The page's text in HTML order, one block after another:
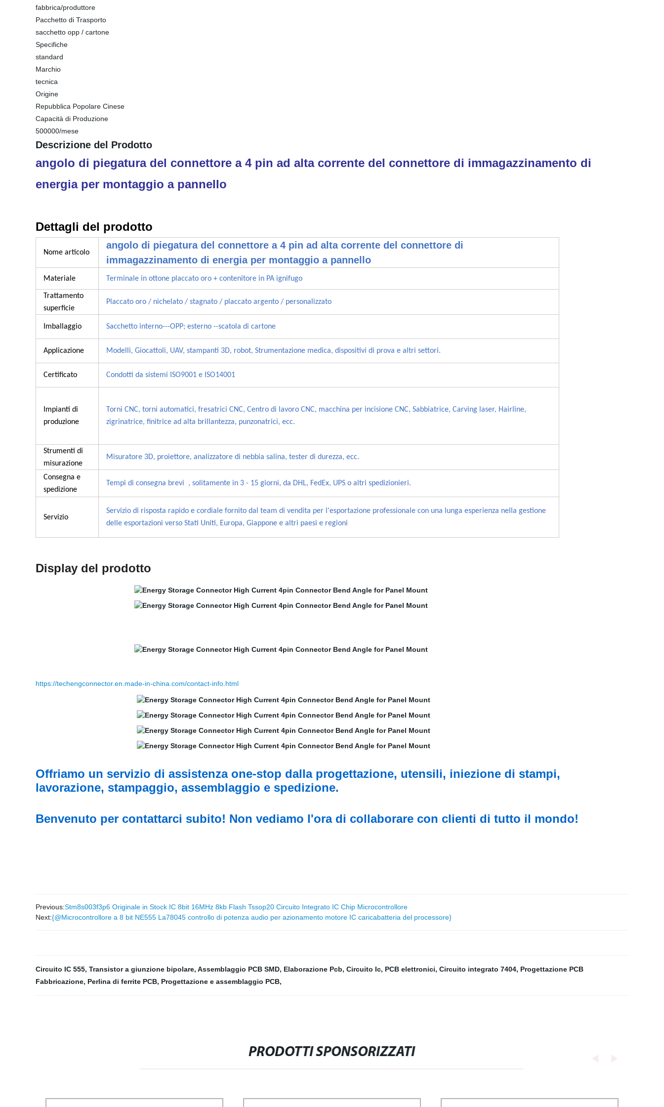
fabbrica/produttore
Pacchetto di Trasporto
sacchetto opp / cartone
Specifiche
standard
Marchio
tecnica
Origine
Repubblica Popolare Cinese
Capacità di Produzione
500000/mese
Descrizione del Prodotto
angolo di piegatura del connettore a 4 pin ad alta corrente del connettore di immagazzinamento di
energia per montaggio a pannello
Dettagli del prodotto
Nome articolo
angolo di piegatura del connettore a 4 pin ad alta corrente del connettore di
immagazzinamento di energia per montaggio a pannello
Materiale Terminale in ottone placcato oro + contenitore in PA ignifugo
Trattamento
superficie
Placcato oro / nichelato / stagnato / placcato argento / personalizzato
Imballaggio Sacchetto interno---OPP; esterno --scatola di cartone
Applicazione Modelli, Giocattoli, UAV, stampanti 3D, robot, Strumentazione medica, dispositivi di prova e altri settori.
Certificato Condotti da sistemi ISO9001 e ISO14001
Impianti di
produzione
Torni CNC, torni automatici, fresatrici CNC, Centro di lavoro CNC, macchina per incisione CNC, Sabbiatrice, Carving laser, Hairline,
zigrinatrice, finitrice ad alta brillantezza, punzonatrici, ecc.
Strumenti di
misurazione
Misuratore 3D, proiettore, analizzatore di nebbia salina, tester di durezza, ecc.
Consegna e
spedizione
Tempi di consegna brevi , solitamente in 3 - 15 giorni, da DHL, FedEx, UPS o altri spedizionieri.
Servizio
Servizio di risposta rapido e cordiale fornito dal team di vendita per l'esportazione professionale con una lunga esperienza nella gestione
delle esportazioni verso Stati Uniti, Europa, Giappone e altri paesi e regioni
Display del prodotto
https://techengconnector.en.made-in-china.com/contact-info.html
Offriamo un servizio di assistenza one-stop dalla progettazione, utensili, iniezione di stampi,
lavorazione, stampaggio, assemblaggio e spedizione.
Benvenuto per contattarci subito! Non vediamo l'ora di collaborare con clienti di tutto il mondo!
Previous:Stm8s003f3p6 Originale in Stock IC 8bit 16MHz 8kb Flash Tssop20 Circuito Integrato IC Chip Microcontrollore
Next:{@Microcontrollore a 8 bit NE555 La78045 controllo di potenza audio per azionamento motore IC caricabatteria del processore}
Circuito IC 555, Transistor a giunzione bipolare, Assemblaggio PCB SMD, Elaborazione Pcb, Circuito Ic, PCB elettronici, Circuito integrato 7404, Progettazione PCB
Fabbricazione, Perlina di ferrite PCB, Progettazione e assemblaggio PCB,
PRODOTTI SPONSORIZZATI